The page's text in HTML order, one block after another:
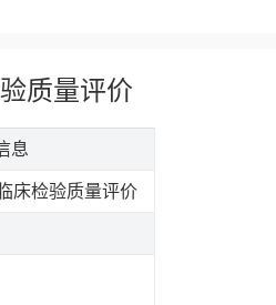
质量评价
息
床检验质量评价